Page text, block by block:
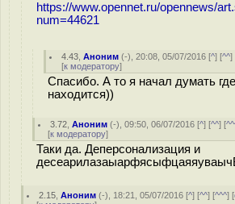
https://www.opennet.ru/opennews/
num=44621
4.43 ,Аноним (-), 20:08, 05/07/2016 [^] [^^]
[к модератору]
Спасибо. А то я начал думать
находится))
3.72 ,Аноним (-), 09:50, 06/07/2016 [^] [^^] [
[к модератору]
Таки да. Деперсонализация и
2.15 ,Аноним (-), 18:21, 05/07/2016 [^] [^^] [^^^] [